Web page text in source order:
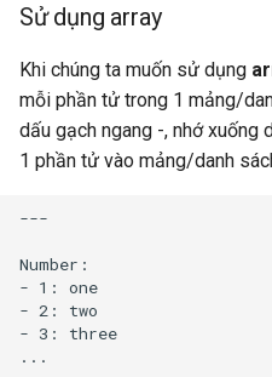
Sử dụng array
Khi chúng ta muốn sử dụng
mỗi phần tử trong 1 mảng/
dấu gạch ngang -, nhớ xuống
1 phần tử vào mảng/danh
---
Number:
- 1: one
- 2: two
- 3: three